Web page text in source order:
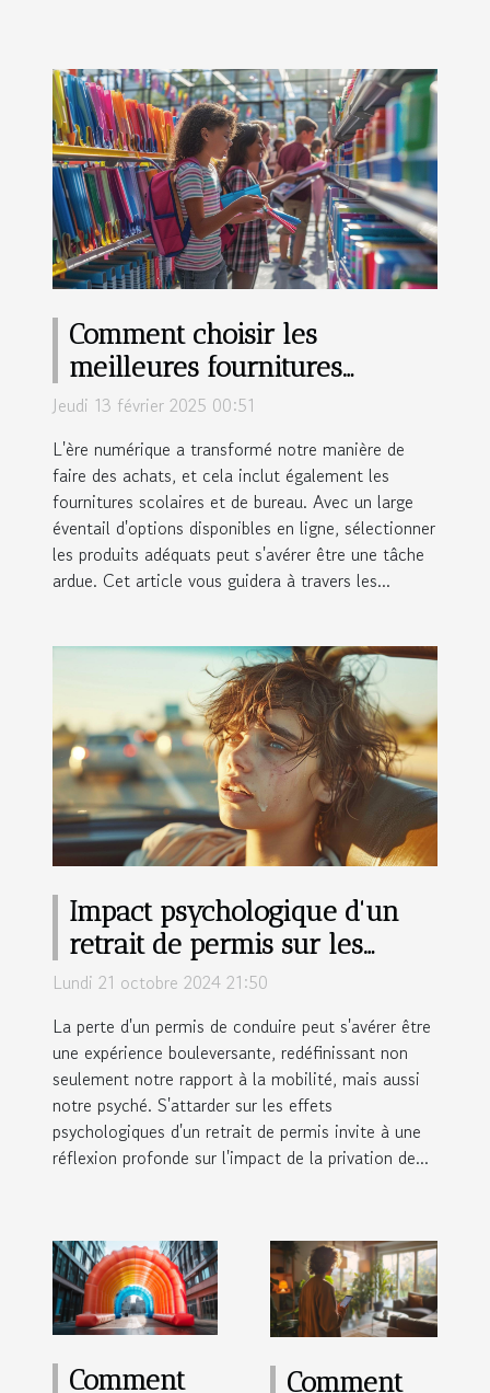
Comment choisir les
meilleures fournitures
scolaires et de bureau en
Jeudi 13 février 2025 00:51
L'ère numérique a transformé notre manière de
faire des achats, et cela inclut également les
fournitures scolaires et de bureau. Avec un large
éventail d'options disponibles en ligne, sélectionner
les produits adéquats peut s'avérer être une tâche
ardue. Cet article vous guidera à travers les...
Impact psychologique d'un
retrait de permis sur les
conducteurs
Lundi 21 octobre 2024 21:50
La perte d'un permis de conduire peut s'avérer être
une expérience bouleversante, redéfinissant non
seulement notre rapport à la mobilité, mais aussi
notre psyché. S'attarder sur les effets
psychologiques d'un retrait de permis invite à une
réflexion profonde sur l'impact de la privation de...
Comment Comment